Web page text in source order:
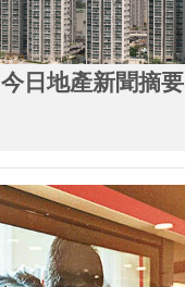
今日地產新聞摘要